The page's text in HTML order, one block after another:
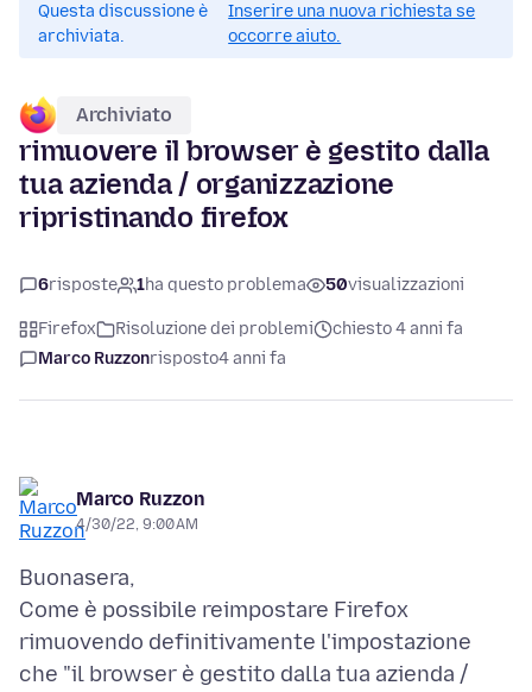
Questa discussione è
archiviata.
Inserire una nuova richiesta se
occorre aiuto.
Archiviato
rimuovere il browser è gestito dalla
tua azienda / organizzazione
ripristinando firefox
6risposte 1ha questo problema 50visualizzazioni
Firefox Risoluzione dei problemi
chiesto 4 anni fa
Marco Ruzzonrisposto4 anni fa
Marco Ruzzon
4/30/22, 9:00 AM
Buonasera,
Come è possibile reimpostare Firefox
rimuovendo definitivamente l'impostazione
che "il browser è gestito dalla tua azienda /